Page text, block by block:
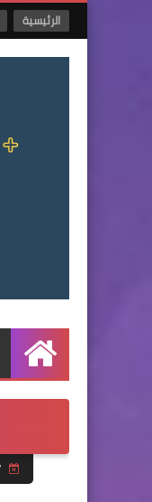
الرئيسية